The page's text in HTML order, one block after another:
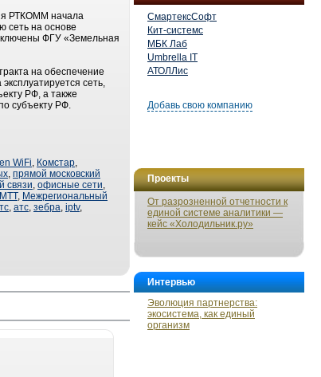
СмартексСофт
Кит-системс
МБК Лаб
Umbrella IT
АТОЛЛис
Добавь свою компанию
Проекты
От разрозненной отчетности к
единой системе аналитики —
кейс «Холодильник.ру»
Интервью
Эволюция партнерства:
экосистема, как единый
организм
РТКОММ начала
сеть на основе
ФГУ «Земельная
на обеспечение
сеть,
РФ, а также
субъекту РФ.
WiFi, Комстар,
, прямой московский
связи, офисные сети,
, Межрегиональный
, атс, зебра, iptv,